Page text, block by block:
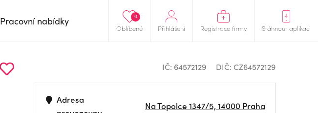
Oblíbené
0
Přihlášení Registrace firmy Stáhnout aplikaci
Pracovní nabídky
IČ: 64572129 DIČ: CZ64572129
Adresa
Na Topolce 1347/5, 14000 Praha